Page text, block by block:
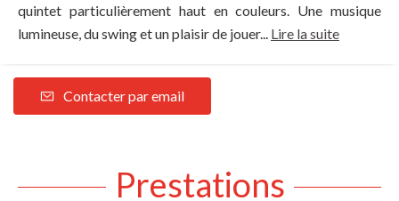
quintet particulièrement haut en couleurs. Une musique
lumineuse, du swing et un plaisir de jouer... Lire la suite
Contacter par email
Prestations